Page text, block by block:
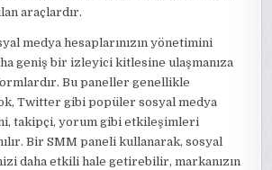
araçlardır.
medya hesaplarınızın yönetimini
geniş bir izleyici kitlesine ulaşmanıza
Bu paneller genellikle
Twitter gibi popüler sosyal medya
takipçi, yorum gibi etkileşimleri
Bir SMM paneli kullanarak, sosyal
daha etkili hale getirebilir, markanızın